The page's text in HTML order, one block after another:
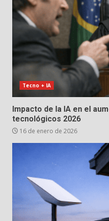
Tecno + IA
Impacto de la IA en el
tecnológicos 2026
16 de enero de 2026